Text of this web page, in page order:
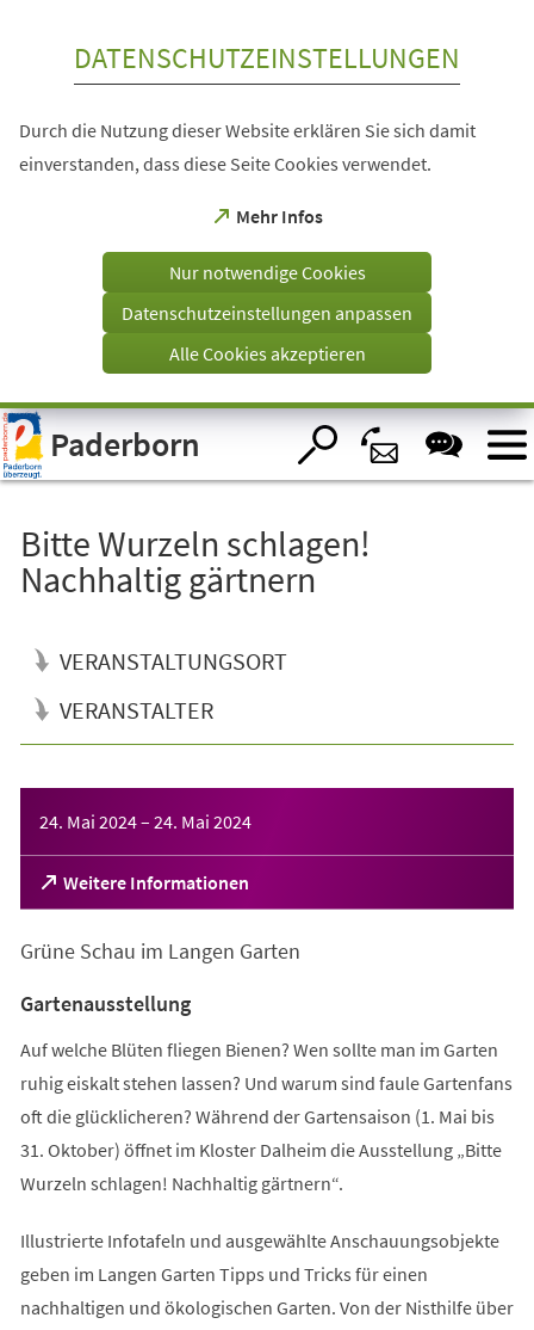
Visuelle
Assistenzsoftware
öffnen.
DATENSCHUTZEINSTELLUNGEN
Durch die Nutzung dieser Website erklären Sie sich damit
einverstanden, dass diese Seite Cookies verwendet.
Mehr Infos
(Öffnet
einem
Tab)
Nur notwendige Cookies
Datenschutzeinstellungen anpassen
Alle Cookies akzeptieren
Paderborn
Bitte Wurzeln schlagen!
Nachhaltig gärtnern
VERANSTALTUNGSORT
VERANSTALTER
24. Mai 2024– 24. Mai 2024
Weitere Informationen
(Öffnet
in
neuen
Grüne Schau im Langen Garten
Gartenausstellung
Auf welche Blüten fliegen Bienen? Wen sollte man im Garten
ruhig eiskalt stehen lassen? Und warum sind faule Gartenfans
oft die glücklicheren? Während der Gartensaison (1. Mai bis
31. Oktober) öffnet im Kloster Dalheim die Ausstellung „Bitte
Wurzeln schlagen! Nachhaltig gärtnern“.
Illustrierte Infotafeln und ausgewählte Anschauungsobjekte
geben im Langen Garten Tipps und Tricks für einen
nachhaltigen und ökologischen Garten. Von der Nisthilfe über